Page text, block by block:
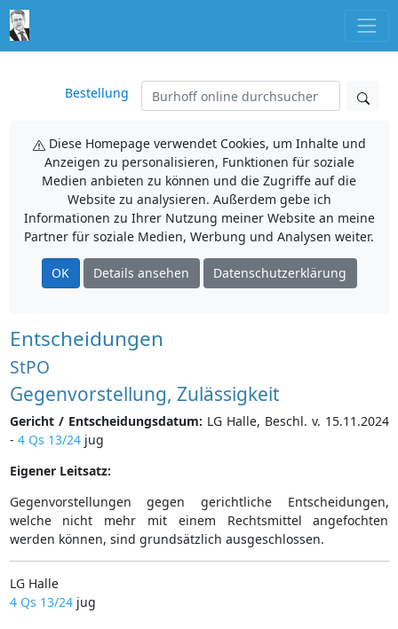
Bestellung
Diese Homepage verwendet Cookies, um Inhalte und
Anzeigen zu personalisieren, Funktionen für soziale
Medien anbieten zu können und die Zugriffe auf die
Website zu analysieren. Außerdem gebe ich
Informationen zu Ihrer Nutzung meiner Website an meine
Partner für soziale Medien, Werbung und Analysen weiter.
OK Details ansehen Datenschutzerklärung
Entscheidungen
StPO
Gegenvorstellung, Zulässigkeit
Gericht / Entscheidungsdatum: LG Halle, Beschl. v. 15.11.2024
- 4 Qs 13/24jug
Eigener Leitsatz:
Gegenvorstellungen gegen gerichtliche Entscheidungen,
welche nicht mehr mit einem Rechtsmittel angefochten
werden können, sind grundsätzlich ausgeschlossen.
LG Halle
4 Qs 13/24jug